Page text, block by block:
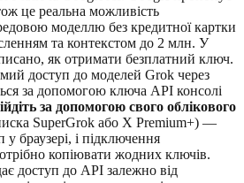
це реальна можливість
моделлю без кредитної картки
та контекстом до 2 млн. У
як отримати безплатний ключ.
доступ до моделей Grok через
за допомогою ключа API консолі
за допомогою свого облікового
SuperGrok або X Premium+) —
у браузері, і підключення
копіювати жодних ключів.
доступ до API залежно від